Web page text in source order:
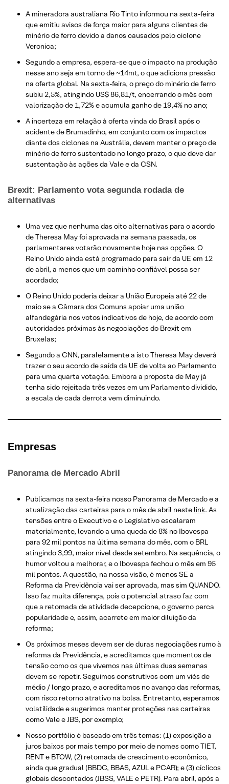
A mineradora australiana Rio Tinto informou na sexta-feira
que emitiu avisos de força maior para alguns clientes de
minério de ferro devido a danos causados pelo ciclone
Veronica;
Segundo a empresa, espera-se que o impacto na produção
nesse ano seja em torno de ~14mt, o que adiciona pressão
na oferta global. Na sexta-feira, o preço do minério de ferro
subiu 2,5%, atingindo US$ 86,81/t, encerrando o mês com
valorização de 1,72% e acumula ganho de 19,4% no ano;
A incerteza em relação à oferta vinda do Brasil após o
acidente de Brumadinho, em conjunto com os impactos
diante dos ciclones na Austrália, devem manter o preço de
minério de ferro sustentado no longo prazo, o que deve dar
sustentação às ações da Vale e da CSN.
Brexit: Parlamento vota segunda rodada de
alternativas
Uma vez que nenhuma das oito alternativas para o acordo
de Theresa May foi aprovada na semana passada, os
parlamentares votarão novamente hoje nas opções. O
Reino Unido ainda está programado para sair da UE em 12
de abril, a menos que um caminho confiável possa ser
acordado;
O Reino Unido poderia deixar a União Europeia até 22 de
maio se a Câmara dos Comuns apoiar uma união
alfandegária nos votos indicativos de hoje, de acordo com
autoridades próximas às negociações do Brexit em
Bruxelas;
Segundo a CNN, paralelamente a isto Theresa May deverá
trazer o seu acordo de saída da UE de volta ao Parlamento
para uma quarta votação. Embora a proposta de May já
tenha sido rejeitada três vezes em um Parlamento dividido,
a escala de cada derrota vem diminuindo.
Empresas
Panorama de Mercado Abril
Publicamos na sexta-feira nosso Panorama de Mercado e a
atualização das carteiras para o mês de abril neste link. As
tensões entre o Executivo e o Legislativo escalaram
materialmente, levando a uma queda de 8% no Ibovespa
para 92 mil pontos na última semana do mês, com o BRL
atingindo 3,99, maior nível desde setembro. Na sequência, o
humor voltou a melhorar, e o Ibovespa fechou o mês em 95
mil pontos. A questão, na nossa visão, é menos SE a
Reforma da Previdência vai ser aprovada, mas sim QUANDO.
Isso faz muita diferença, pois o potencial atraso faz com
que a retomada de atividade decepcione, o governo perca
popularidade e, assim, acarrete em maior diluição da
reforma;
Os próximos meses devem ser de duras negociações rumo à
reforma da Previdência, e acreditamos que momentos de
tensão como os que vivemos nas últimas duas semanas
devem se repetir. Seguimos construtivos com um viés de
médio / longo prazo, e acreditamos no avanço das reformas,
com risco retorno atrativo na bolsa. Entretanto, esperamos
volatilidade e sugerimos manter proteções nas carteiras
como Vale e JBS, por exemplo;
Nosso portfólio é baseado em três temas: (1) exposição a
juros baixos por mais tempo por meio de nomes como TIET,
RENT e BTOW, (2) retomada de crescimento econômico,
ainda que gradual (BBDC, BBAS, AZUL e PCAR); e (3) cíclicos
globais descontados (JBSS, VALE e PETR). Para abril, após a